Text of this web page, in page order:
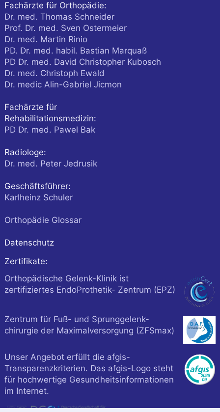
Fachärzte für Orthopädie:
Dr. med. Thomas Schneider
Prof. Dr. med. Sven Ostermeier
Dr. med. Martin Rinio
PD. Dr. med. habil. Bastian Marquaß
PD Dr. med. David Christopher Kubosch
Dr. med. Christoph Ewald
Dr. medic Alin-Gabriel Jicmon
Fachärzte für
Rehabilitationsmedizin:
PD Dr. med. Pawel Bak
Radiologe:
Dr. med. Peter Jedrusik
Geschäftsführer:
Karlheinz Schuler
Orthopädie Glossar
Datenschutz
Zertifikate:
Orthopädische Gelenk-Klinik ist
zertifiziertes EndoProthetik- Zentrum (EPZ)
Zentrum für Fuß- und Sprunggelenk-
chirurgie der Maximalversorgung (ZFSmax)
Unser Angebot erfüllt die afgis-
Transparenzkriterien. Das afgis-Logo steht
für hochwertige Gesundheitsinformationen
im Internet.